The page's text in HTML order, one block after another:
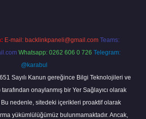
E-mail: backlinkpaneli@gmail.com Teams:
Whatsapp: 0262 606 0 726 Telegram:
@karabul
Sayılı Kanun gereğince Bilgi Teknolojileri ve
onaylanmış bir Yer Sağlayıcı olarak
Bu nedenle, sitedeki içerikleri proaktif olarak
yükümlülüğümüz bulunmamaktadır. Ancak,